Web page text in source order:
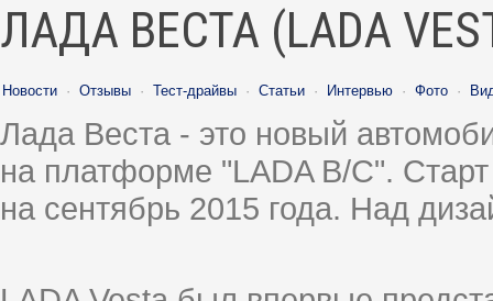
ЛАДА ВЕСТА (LADA
Новости · Отзывы · Тест-драйвы · Статьи · Интервью · Фото ·
Лада Веста - это новый
на платформе "LADA B/C".
на сентябрь 2015 года. Над